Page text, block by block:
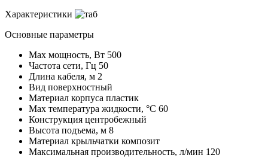
Характеристики
Основные параметры
Max мощность, Вт 500
Частота сети, Гц 50
Длина кабеля, м 2
Вид поверхностный
Материал корпуса пластик
Мах температура жидкости, °С 60
Конструкция центробежный
Высота подъема, м 8
Материал крыльчатки композит
Максимальная производительность, л/мин 120